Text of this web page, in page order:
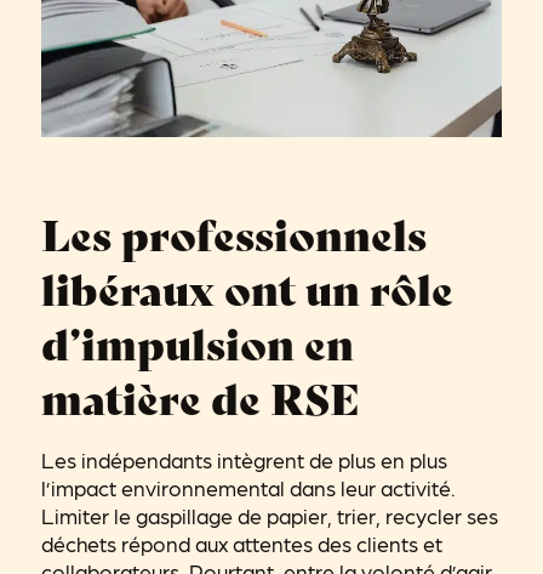
Les professionnels
libéraux ont un rôle
d’impulsion en
matière de RSE
Les indépendants intègrent de plus en plus
l’impact environnemental dans leur activité.
Limiter le gaspillage de papier, trier, recycler ses
déchets répond aux attentes des clients et